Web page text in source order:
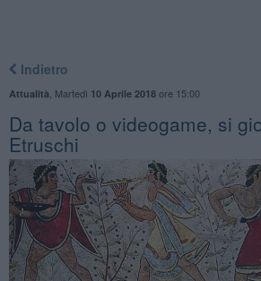
Indietro
Attualità Martedì 10 Aprile 2018ore 15:00
Da tavolo o videogame, si
Etruschi